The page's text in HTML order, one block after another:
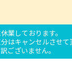
業しております。
はキャンセルさせて
ございません。